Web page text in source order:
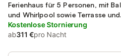
Ferienhaus für 5 Personen, mit
und Whirlpool sowie Terrasse und
Garten
Kostenlose Stornierung
ab311 €pro Nacht